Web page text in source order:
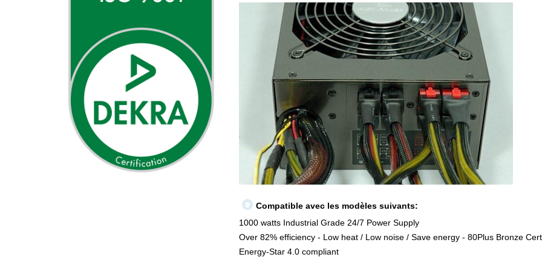
Compatible avec les modèles suivants:
1000 watts Industrial Grade 24/7 Power Supply
Over 82% efficiency - Low heat / Low noise / Save energy - 80Plus Bronze
Energy-Star 4.0 compliant